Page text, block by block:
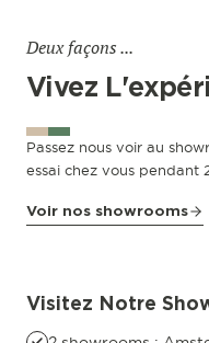
Deux façons ...
Vivez
Passez nous voir au
essai chez vous pendant
Voir nos showrooms
Antwerpen
Visitez Notre